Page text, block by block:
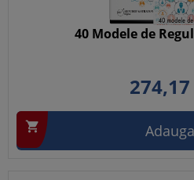
40 Modele de
274,17
